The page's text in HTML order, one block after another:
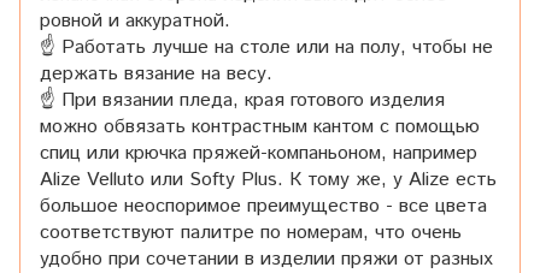
ровной и аккуратной.
☝ Работать лучше на столе или на полу, чтобы не
держать вязание на весу.
☝ При вязании пледа, края готового изделия
можно обвязать контрастным кантом с помощью
спиц или крючка пряжей-компаньоном, например
Alize Velluto или Softy Plus. К тому же, у Alize есть
большое неоспоримое преимущество - все цвета
соответствуют палитре по номерам, что очень
удобно при сочетании в изделии пряжи от разных